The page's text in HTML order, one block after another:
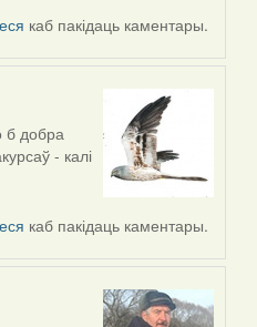
каб пакідаць каментары.
б добра
- калі
каб пакідаць каментары.